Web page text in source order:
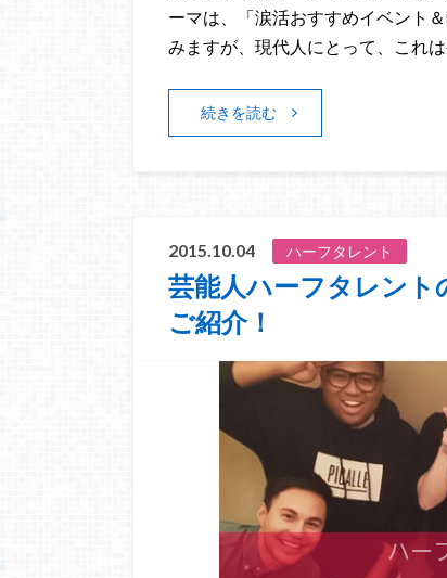
ーマは、「涙活おすすめイベント
みますが、現代人にとって、これ
続きを読む
2015.10.04 ハーフタレント
芸能人ハーフタレント
ご紹介！